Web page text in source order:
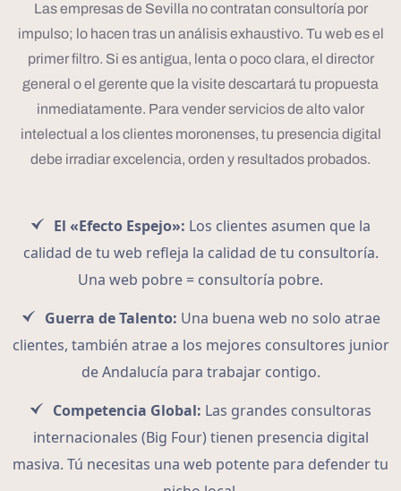
Las empresas de Sevilla no contratan consultoría por
impulso; lo hacen tras un análisis exhaustivo. Tu web es el
primer filtro. Si es antigua, lenta o poco clara, el director
general o el gerente que la visite descartará tu propuesta
inmediatamente. Para vender servicios de alto valor
intelectual a los clientes moronenses, tu presencia digital
debe irradiar excelencia, orden y resultados probados.
El «Efecto Espejo»: Los clientes asumen que la
calidad de tu web refleja la calidad de tu consultoría.
Una web pobre = consultoría pobre.
Guerra de Talento: Una buena web no solo atrae
clientes, también atrae a los mejores consultores junior
de Andalucía para trabajar contigo.
Competencia Global: Las grandes consultoras
internacionales (Big Four) tienen presencia digital
masiva. Tú necesitas una web potente para defender tu